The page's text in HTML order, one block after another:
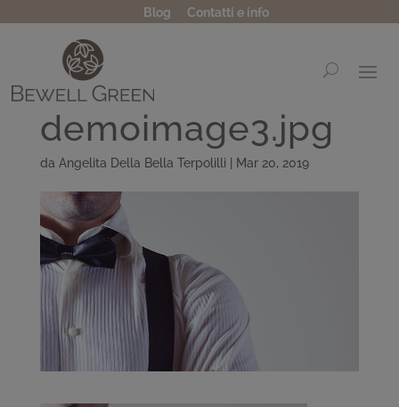
Blog Contatti e info
demoimage3.jpg
da Angelita Della Bella Terpolilli Mar 20, 2019